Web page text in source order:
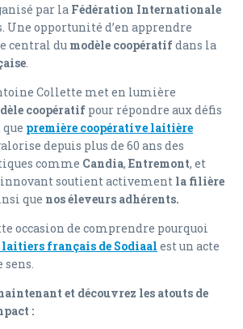
par la Fédération Internationale
Une opportunité d’en apprendre
central du modèle coopératifdans la
Collette met en lumière
coopératif pour répondre aux défis
première coopérative laitière
depuis plus de 60 ans des
comme Candia, Entremont, et
innovant soutient activement la filière
que nos éleveurs adhérents.
occasion de comprendre pourquoi
français de Sodiaal est un acte
et découvrez les atouts de
: